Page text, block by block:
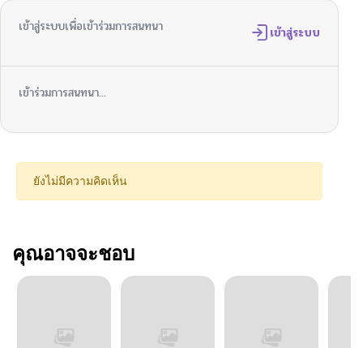
เข้าสู่ระบบเพื่อเข้าร่วมการสนทนา เข้าสู่ระบบ
เข้าร่วมการสนทนา...
ยังไม่มีความคิดเห็น
คุณอาจจะชอบ